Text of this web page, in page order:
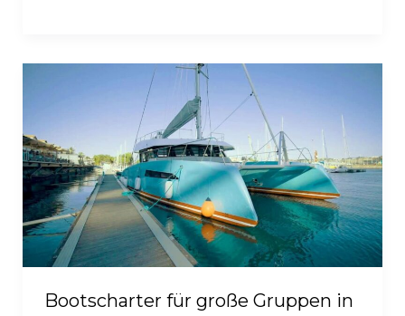
Reiseführer
für
2026
Bootscharter für große Gruppen in